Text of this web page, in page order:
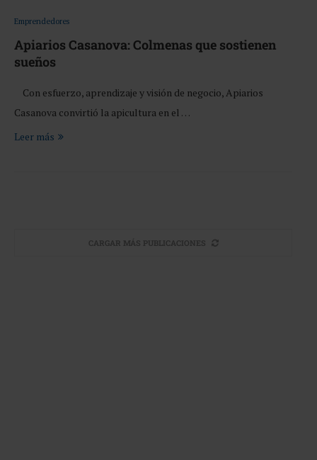
Emprendedores
Apiarios Casanova: Colmenas que sostienen
sueños
Con esfuerzo, aprendizaje y visión de negocio, Apiarios
Casanova convirtió la apicultura en el …
Leer más
CARGAR MÁS PUBLICACIONES